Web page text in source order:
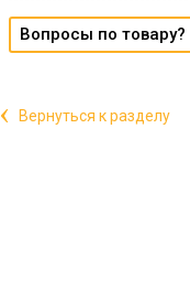
Вопросы по товару?
‹ Вернуться к разделу